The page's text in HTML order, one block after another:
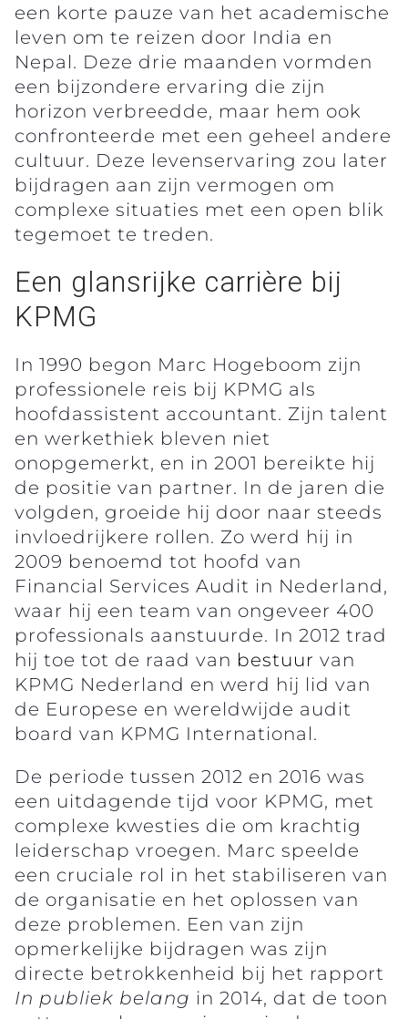
een korte pauze van het academische
leven om te reizen door India en
Nepal. Deze drie maanden vormden
een bijzondere ervaring die zijn
horizon verbreedde, maar hem ook
confronteerde met een geheel andere
cultuur. Deze levenservaring zou later
bijdragen aan zijn vermogen om
complexe situaties met een open blik
tegemoet te treden.
Een glansrijke carrière bij
KPMG
In 1990 begon Marc Hogeboom zijn
professionele reis bij KPMG als
hoofdassistent accountant. Zijn talent
en werkethiek bleven niet
onopgemerkt, en in 2001 bereikte hij
de positie van partner. In de jaren die
volgden, groeide hij door naar steeds
invloedrijkere rollen. Zo werd hij in
2009 benoemd tot hoofd van
Financial Services Audit in Nederland,
waar hij een team van ongeveer 400
professionals aanstuurde. In 2012 trad
hij toe tot de raad van bestuur van
KPMG Nederland en werd hij lid van
de Europese en wereldwijde audit
board van KPMG International.
De periode tussen 2012 en 2016 was
een uitdagende tijd voor KPMG, met
complexe kwesties die om krachtig
leiderschap vroegen. Marc speelde
een cruciale rol in het stabiliseren van
de organisatie en het oplossen van
deze problemen. Een van zijn
opmerkelijke bijdragen was zijn
directe betrokkenheid bij het rapport
In publiek belang in 2014, dat de toon